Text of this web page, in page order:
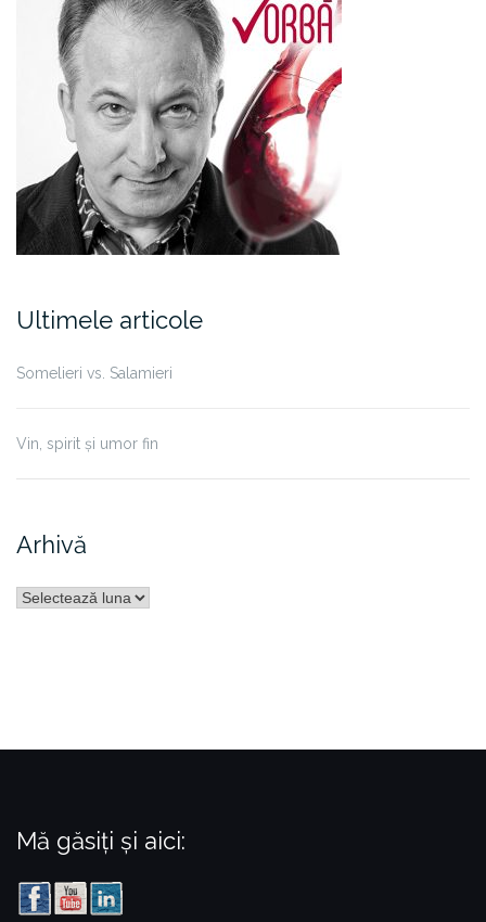
Ultimele articole
Somelieri vs. Salamieri
Vin, spirit și umor fin
Arhivă
Arhivă
Mă găsiți și aici: